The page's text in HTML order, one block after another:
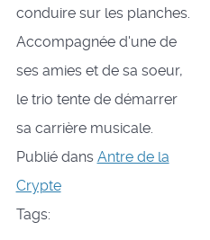
conduire sur les planches.
Accompagnée d'une de
ses amies et de sa soeur,
le trio tente de démarrer
sa carrière musicale.
Publié dans Antre de la
Crypte
Tags: